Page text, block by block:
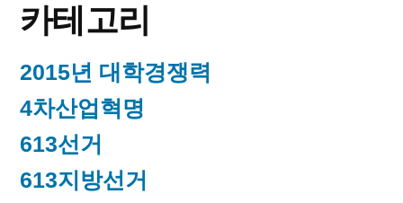
카테고리
2015년 대학경쟁력
4차산업혁명
613선거
613지방선거